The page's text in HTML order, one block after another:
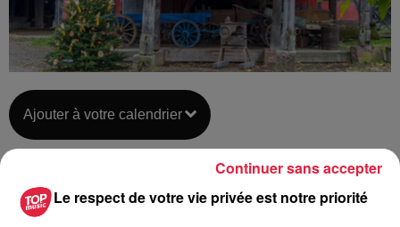
Ajouter à votre calendrier
Date
Le respect de votre vie privée est notre priorité
Continuer sans accepter